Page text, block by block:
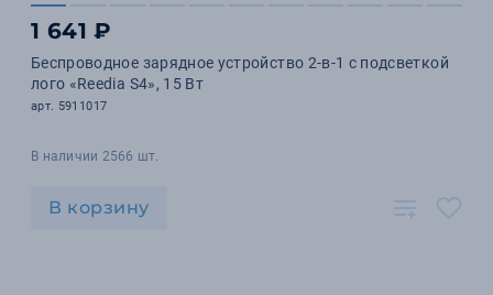
1 641 ₽
Беспроводное зарядное устройство 2-в-1 с подсветкой
лого «Reedia S4», 15 Вт
арт. 5911017
В наличии 2566 шт.
В корзину